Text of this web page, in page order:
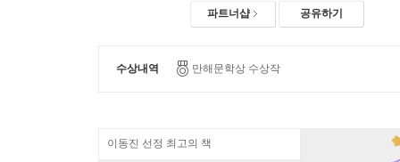
파트너샵 공유하기
수상내역 만해문학상 수상작
이동진 선정 최고의 책